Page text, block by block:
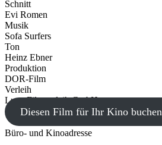
Schnitt
Evi Romen
Musik
Sofa Surfers
Ton
Heinz Ebner
Produktion
DOR-Film
Verleih
Luna Filmverleih GmbH
Diesen Film für Ihr Kino buchen
Büro- und Kinoadresse